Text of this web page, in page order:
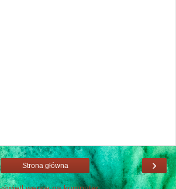
›
Strona główna